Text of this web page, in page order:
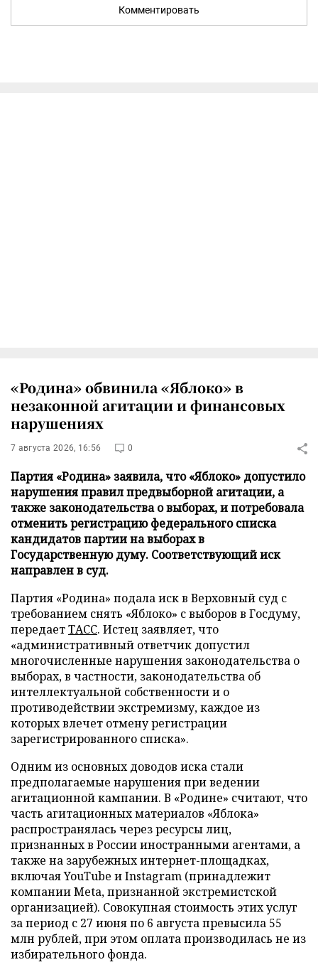
Комментировать
«Родина» обвинила «Яблоко» в
незаконной агитации и финансовых
нарушениях
7 августа 2026, 16:56 0
Партия «Родина» заявила, что «Яблоко» допустило
нарушения правил предвыборной агитации, а
также законодательства о выборах, и потребовала
отменить регистрацию федерального списка
кандидатов партии на выборах в
Государственную думу. Соответствующий иск
направлен в суд.
Партия «Родина» подала иск в Верховный суд с
требованием снять «Яблоко» с выборов в Госдуму,
передаетТАСС. Истец заявляет, что
«административный ответчик допустил
многочисленные нарушения законодательства о
выборах, в частности, законодательства об
интеллектуальной собственности и о
противодействии экстремизму, каждое из
которых влечет отмену регистрации
зарегистрированного списка».
Одним из основных доводов иска стали
предполагаемые нарушения при ведении
агитационной кампании. В «Родине» считают, что
часть агитационных материалов «Яблока»
распространялась через ресурсы лиц,
признанных в России иностранными агентами, а
также на зарубежных интернет-площадках,
включая YouTube и Instagram (принадлежит
компании Meta, признанной экстремистской
организацией). Совокупная стоимость этих услуг
за период с 27 июня по 6 августа превысила 55
млн рублей, при этом оплата производилась не из
избирательного фонда.